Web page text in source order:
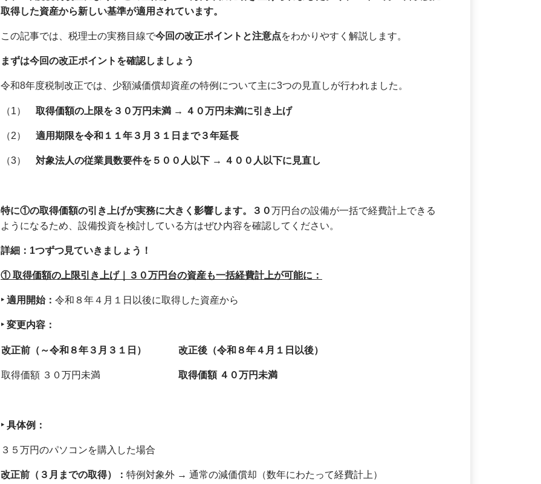
取得した資産から新しい基準が適用されています。
この記事では、税理士の実務目線で今回の改正ポイントと注意点をわかりやすく解説します。
まずは今回の改正ポイントを確認しましょう
令和8年度税制改正では、少額減価償却資産の特例について主に3つの見直しが行われました。
（1） 取得価額の上限を３０万円未満 → ４０万円未満に引き上げ
（2） 適用期限を令和１１年３月３１日まで３年延長
（3） 対象法人の従業員数要件を５００人以下 → ４００人以下に見直し
特に①の取得価額の引き上げが実務に大きく影響します。３０万円台の設備が一括で経費計上できる
ようになるため、設備投資を検討している方はぜひ内容を確認してください。
詳細：1つずつ見ていきましょう！
①取得価額の上限引き上げ｜３０万円台の資産も一括経費計上が可能に：
‣ 適用開始： 令和８年４月１日以後に取得した資産から
‣ 変更内容：
改正前（～令和８年３月３１日）
取得価額 ３０万円未満
改正後（令和８年４月１日以後）
取得価額 ４０万円未満
‣ 具体例：
３５万円のパソコンを購入した場合
改正前（３月までの取得）： 特例対象外 → 通常の減価償却（数年にわたって経費計上）